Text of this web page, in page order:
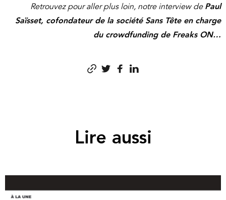
Retrouvez pour aller plus loin, notre interview de Paul
Saïsset, cofondateur de la société Sans Tête en charge
du crowdfunding de Freaks ON…
Lire aussi